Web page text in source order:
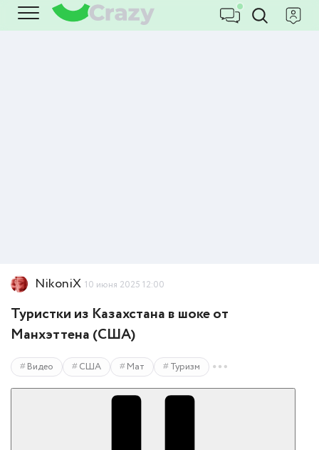
NikoniX 10 июня 2025 12:00
Туристки из Казахстана в шоке от
Манхэттена (США)
Видео США Мат Туризм